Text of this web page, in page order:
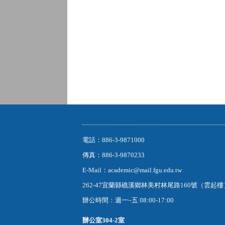
電話：886-3-9871000
傳真：886-3-9870233
E-Mail：academic@mail.fgu.edu.tw
262-47宜蘭縣礁溪鄉林美村林尾路160號（雲起
辦公時間：週一~五 08:00-17:00
辦公室304-2室